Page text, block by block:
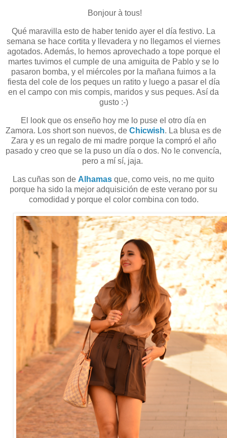
Bonjour à tous!
Qué maravilla esto de haber tenido ayer el día festivo. La
semana se hace cortita y llevadera y no llegamos el viernes
agotados. Además, lo hemos aprovechado a tope porque el
martes tuvimos el cumple de una amiguita de Pablo y se lo
pasaron bomba, y el miércoles por la mañana fuimos a la
fiesta del cole de los peques un ratito y luego a pasar el día
en el campo con mis compis, maridos y sus peques. Así da
gusto :-)
El look que os enseño hoy me lo puse el otro día en
Zamora. Los short son nuevos, de Chicwish. La blusa es de
Zara y es un regalo de mi madre porque la compró el año
pasado y creo que se la puso un día o dos. No le convencía,
pero a mí sí, jaja.
Las cuñas son de Alhamas que, como veis, no me quito
porque ha sido la mejor adquisición de este verano por su
comodidad y porque el color combina con todo.